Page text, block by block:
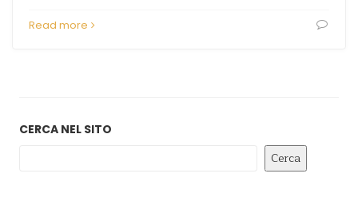
Read more
CERCA NEL SITO
Cerca